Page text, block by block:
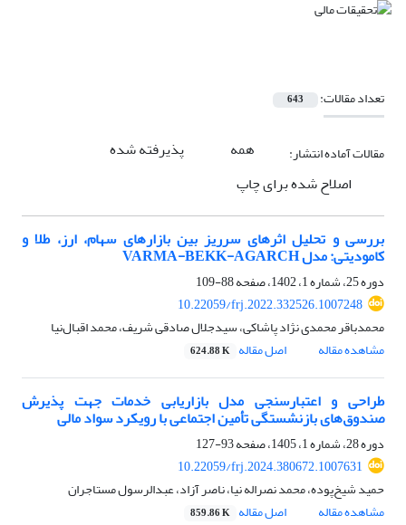
تعداد مقالات: 643
مقالات آماده انتشار: همه
پذیرفته شده
اصلاح شده برای چاپ
بررسی و تحلیل اثرهای سرریز بین بازارهای سهام، ارز، طلا و
کامودیتی: مدل VARMA-BEKK-AGARCH
دوره 25، شماره 1، 1402، صفحه
88-109
10.22059/frj.2022.332526.1007248
محمدباقر محمدی نژاد پاشاکی، سیدجلال صادقی شریف، محمد اقبال‌نیا
مشاهده مقاله
اصل مقاله 624.88 K
طراحی و اعتبارسنجی مدل بازاریابی خدمات جهت پذیرش
صندوق‌‌های بازنشستگی تأمین اجتماعی با رویکرد سواد مالی
دوره 28، شماره 1، 1405، صفحه
93-127
10.22059/frj.2024.380672.1007631
حمید شیخ‌پوده، محمد نصراله نیا، ناصر آزاد، عبدالرسول مستاجران
مشاهده مقاله
اصل مقاله 859.86 K